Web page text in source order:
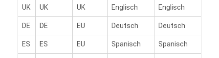
UK UK UK Englisch Englisch
DE DE EU Deutsch Deutsch
ES ES EU Spanisch Spanisch